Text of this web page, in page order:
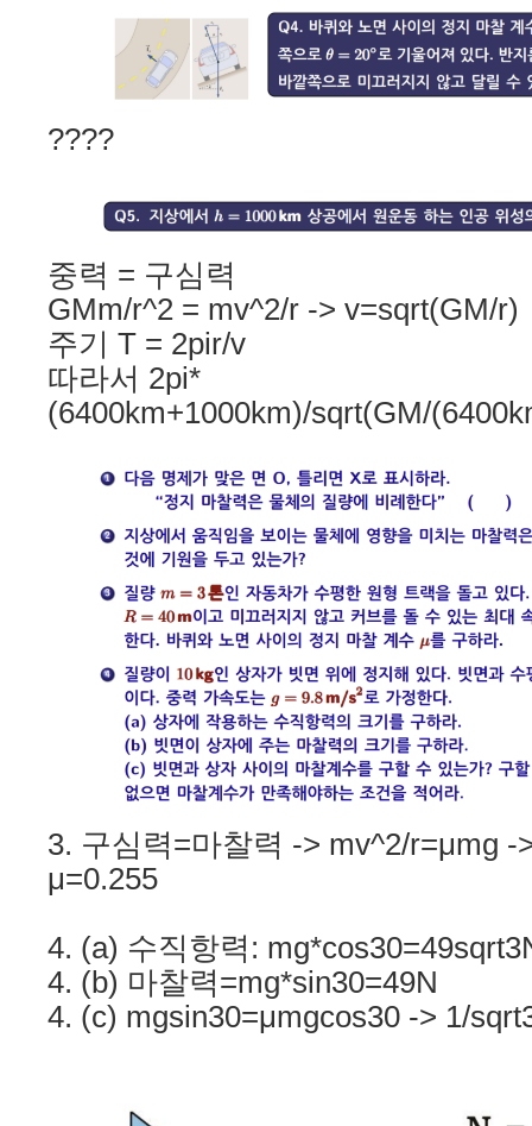
????
중력 = 구심력
GMm/r^2 = mv^2/r -> v=sqrt(GM/r)
주기 T = 2pir/v
따라서 2pi*
(6400km+1000km)/sqrt(GM/
3. 구심력=마찰력 -> mv^2/r=μmg -
μ=0.255
4. (a) 수직항력:
4. (b) 마찰력=mg*sin30=49N
4. (c) mgsin30=μmgcos30 -> 1/